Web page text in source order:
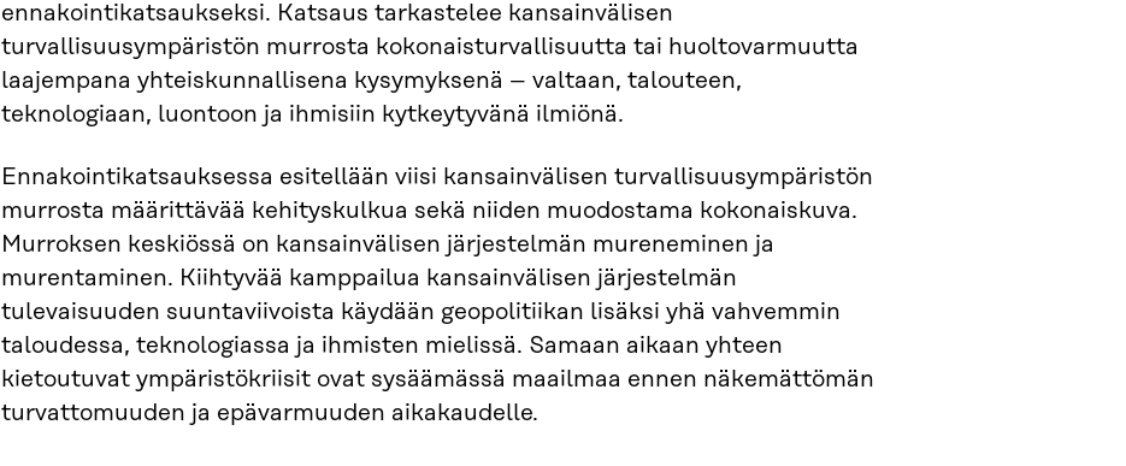
ennakointikatsaukseksi. Katsaus tarkastelee kansainvälisen
turvallisuusympäristön murrosta kokonaisturvallisuutta tai huoltovarmuutta
laajempana yhteiskunnallisena kysymyksenä – valtaan, talouteen,
teknologiaan, luontoon ja ihmisiin kytkeytyvänä ilmiönä.
Ennakointikatsauksessa esitellään viisi kansainvälisen turvallisuusympäristön
murrosta määrittävää kehityskulkua sekä niiden muodostama kokonaiskuva.
Murroksen keskiössä on kansainvälisen järjestelmän mureneminen ja
murentaminen. Kiihtyvää kamppailua kansainvälisen järjestelmän
tulevaisuuden suuntaviivoista käydään geopolitiikan lisäksi yhä vahvemmin
taloudessa, teknologiassa ja ihmisten mielissä. Samaan aikaan yhteen
kietoutuvat ympäristökriisit ovat sysäämässä maailmaa ennen näkemättömän
turvattomuuden ja epävarmuuden aikakaudelle.